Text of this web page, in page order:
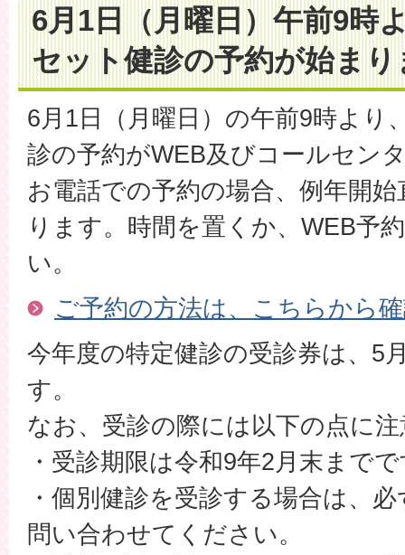
6月1日（月曜日）午前9時
セット健診の予約が始まり
6月1日（月曜日）の午前9時より
診の予約がWEB及びコールセン
お電話での予約の場合、例年開
ります。時間を置くか、WEB予
い。
ご予約の方法は、こちらから
今年度の特定健診の受診券は、5
す。
なお、受診の際には以下の点に
・受診期限は令和9年2月末まで
・個別健診を受診する場合は、
問い合わせてください。